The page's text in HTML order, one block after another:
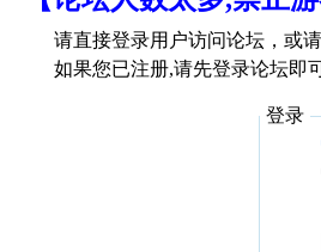
请直接登录用户访问论坛，或请
如果您已注册,请先登录论坛即
登录